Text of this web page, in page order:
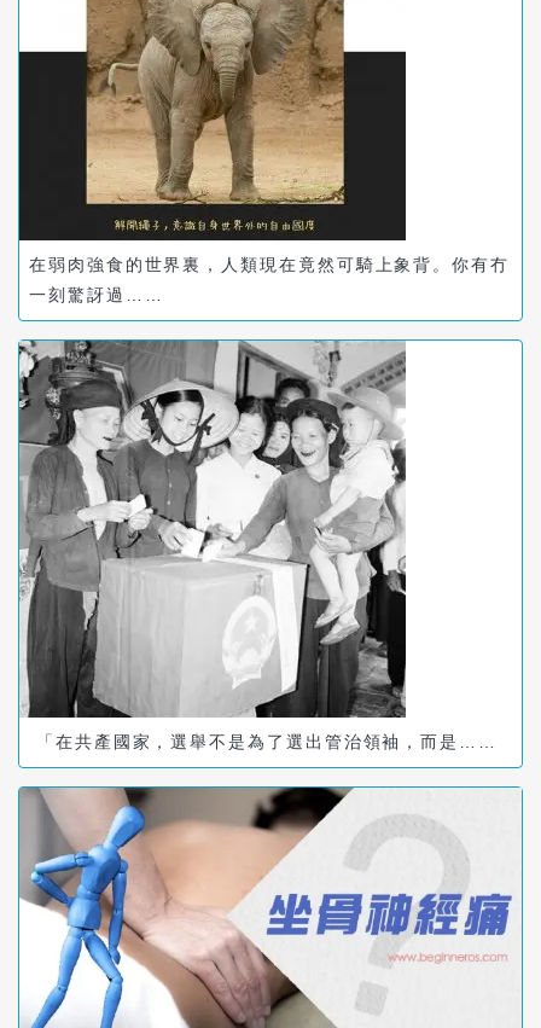
在弱肉強食的世界裏，人類現在竟然可騎上象背。你有冇
一刻驚訝過……
「在共產國家，選舉不是為了選出管治領袖，而是……